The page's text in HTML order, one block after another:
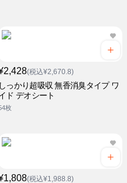
(税込¥2,670.8)
しっかり超吸収 無香消臭タイプ ワ
ド デオシート
枚
(税込¥1,988.8)